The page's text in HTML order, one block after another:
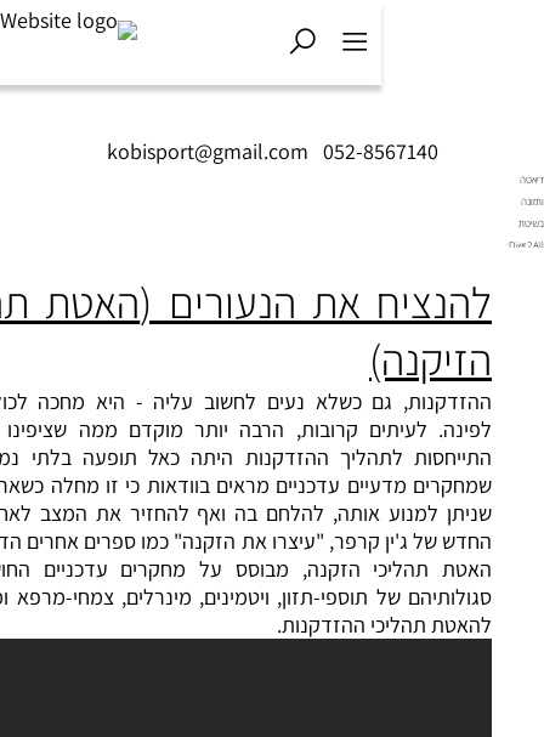
kobisport@gmail.com|052-8567140
את הנעורים (האטת תהליכי
גם כשלא נעים לחשוב עליה - היא מחכה לכולנו מעבר
לעיתים קרובות, הרבה יותר מוקדם ממה שציפינו ואם פעם
לתהליך ההזדקנות היתה כאל תופעה בלתי נמנעת, הרי
מדעיים עדכניים מראים בוודאות כי זו מחלה כשאר המחלות,
למנוע אותה, להלחם בה ואף להחזיר את המצב לאחור. ספרה
של ג'ין קרפר, "עיצרו את הזקנה" כמו ספרים אחרים הדנים אודות
תהליכי הזקנה, מבוסס על מחקרים עדכניים החושפים את
של תוספי-תזון, ויטמינים, מינרלים, צמחי-מרפא ומוצרי מזון
תהליכי ההזדקנות.